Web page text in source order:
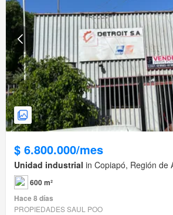
$ 6.800.000/mes
Unidad industrial in Copiapó, Región de
600 m²
Hace 8 días
PROPIEDADES SAUL POO